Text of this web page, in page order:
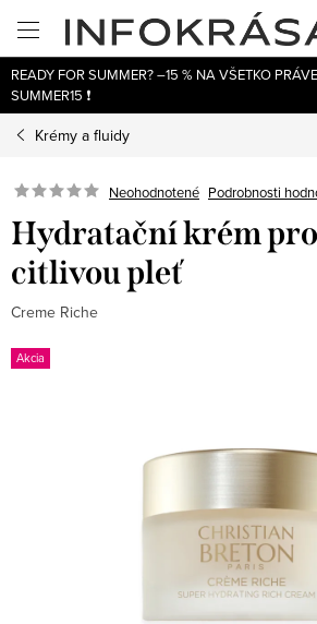
obsah
READY FOR SUMMER? –15 % NA VŠETKO
SUMMER15 ❗
Krémy a fluidy
Neohodnotené Podrobnosti
Hydratační krém
citlivou pleť
Creme Riche
Akcia